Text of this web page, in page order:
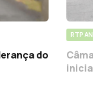
do
RTP